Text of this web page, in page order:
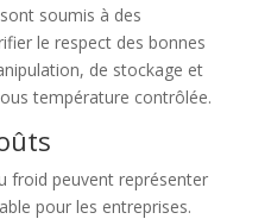
soumis à des
le respect des bonnes
de stockage et
température contrôlée.
froid peuvent représenter
pour les entreprises.